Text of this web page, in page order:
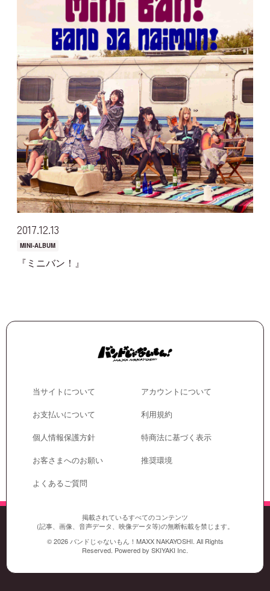
20171213
MINI-ALBUM
『ミニバン！』
当サイトについて
アカウントについて
お支払いについて
利用規約
個人情報保護方針
特商法に基づく表示
お客さまへのお願い
推奨環境
よくあるご質問
掲載されているすべてのコンテンツ
(記事、画像、音声データ、映像データ等)の無断転載を禁じます。
© 2026 バンドじゃないもん！MAXX NAKAYOSHI. All Rights
Reserved. Powered by SKIYAKI Inc.